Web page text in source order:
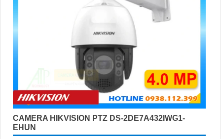
CAMERA HIKVISION PTZ DS-2DE7A432IWG1-
EHUN